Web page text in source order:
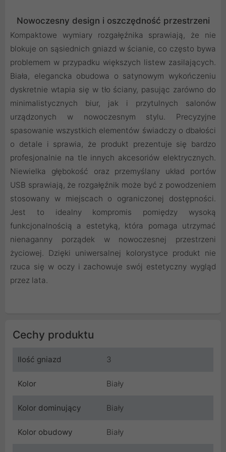
Nowoczesny design i oszczędność przestrzeni
Kompaktowe wymiary rozgałęźnika sprawiają, że nie
blokuje on sąsiednich gniazd w ścianie, co często bywa
problemem w przypadku większych listew zasilających.
Biała, elegancka obudowa o satynowym wykończeniu
dyskretnie wtapia się w tło ściany, pasując zarówno do
minimalistycznych biur, jak i przytulnych salonów
urządzonych w nowoczesnym stylu. Precyzyjne
spasowanie wszystkich elementów świadczy o dbałości
o detale i sprawia, że produkt prezentuje się bardzo
profesjonalnie na tle innych akcesoriów elektrycznych.
Niewielka głębokość oraz przemyślany układ portów
USB sprawiają, że rozgałęźnik może być z powodzeniem
stosowany w miejscach o ograniczonej dostępności.
Jest to idealny kompromis pomiędzy wysoką
funkcjonalnością a estetyką, która pomaga utrzymać
nienaganny porządek w nowoczesnej przestrzeni
życiowej. Dzięki uniwersalnej kolorystyce produkt nie
rzuca się w oczy i zachowuje swój estetyczny wygląd
przez lata.
Cechy produktu
Ilość gniazd 3
Kolor Biały
Kolor dominujący Biały
Kolor obudowy Biały